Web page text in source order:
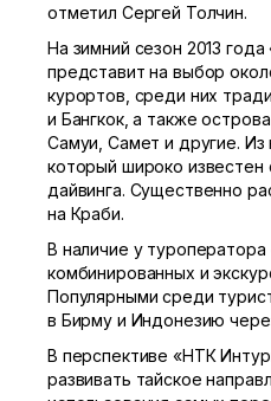
отметил Сергей Толчин.
На зимний сезон 2013
представит на выбор
курортов, среди них
и Бангкок, а также
Самуи, Самет и другие. Из
который широко
дайвинга. Существенно
на Краби.
В наличие у
комбинированных и
Популярными среди
в Бирму и Индонезию
В перспективе «НТК
развивать тайское